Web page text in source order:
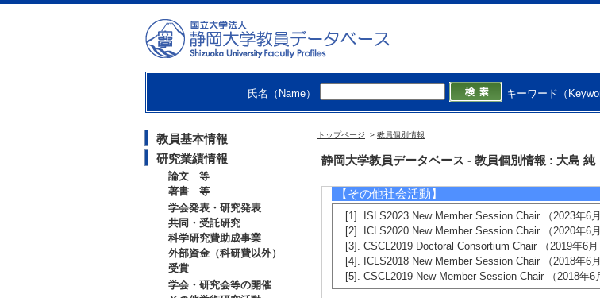
氏名（Name） キーワード（
教員基本情報
研究業績情報
論文 等
著書 等
学会発表・研究発表
共同・受託研究
科学研究費助成事業
外部資金（科研費以外）
受賞
学会・研究会等の開催
トップページ > 教員個別情報
静岡大学教員データベース - 教員個別情報 : 大島 純
[1]. The Journal of the Learning Sciences編集委員 （
[3]. 日本学術振興会 （2005年1月 - 2005年12月 )
[備考] 役割(科学研究費委員会専門委員)
[4]. 日本学術振興会 （2004年8月 - 2006年7月 )
[5]. 評価委員(CAIT,WBTシステム評価検討委員) （2001
[備考] 評価委員
【その他社会活動】
[1]. ISLS2023 New Member Session Chair （2023年6
[2]. ICLS2020 New Member Session Chair （2020年6
[3]. CSCL2019 Doctoral Consortium Chair （2019年6
[4]. ICLS2018 New Member Session Chair （2018年6
[5]. CSCL2019 New Member Session Chair （2018年6